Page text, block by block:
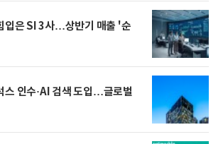
입은 SI 3사…상반기 매출 '순
스 인수·AI 검색 도입…글로벌